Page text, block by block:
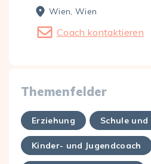
Wien, Wien
Coach kontaktieren
Themenfelder
Erziehung Schule und
Kinder- und Jugendcoach